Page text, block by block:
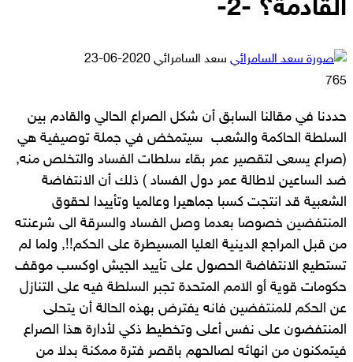
القادمة؟ -2-
سعد السامرائي أرسل
2020-06-23
765
حددنا في مقالنا السابق أن شكل الصراع الحالي والقادم بين
السلطة الحاكمة والشعب سيتمخض في جملة توصيفية هي
(صراع يسعى لتقصير عمر بقاء سلطات الفساد والتخلص منه,
ضد الساعين لاطالة عمر دول الفساد ) ذلك أن الانتفاضة
الشعبية قد انتجت كسبا جماهيرا وعالميا وتأييدا لحقوق
المنتفضين خصوصا بعدما وصل الفساد والسرقة الى شرعنته
من قبل المراجع الدينية العليا المسيطرة على الحكم!!, ولما لم
تستطيع الانتفاضة الحصول على تأييد الجيش اوكسب موقف
حكومات قوية أو الامم المتحدة تجبر السلطة فيه على التنازل
عن الحكم للمنتفضين فانه يفترض بهذه الحالة أن يتحلى
المنتفضون على نفس أعلى وتخطيط ذكي لأدارة هذا الصراع
فيتمكنون من انهائه لصالحهم باقصر فترة ممكنة بدلا من